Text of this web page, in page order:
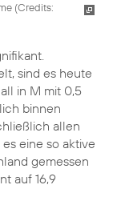
(Credits:
sind es heute
in M mit 0,5
binnen
allen
es eine so aktive
gemessen
auf 16,9